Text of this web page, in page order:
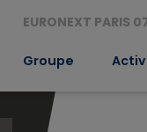
EURONEXT PARIS
Groupe